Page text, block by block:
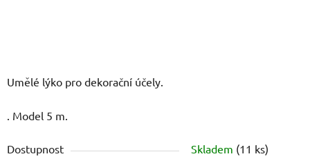
Umělé lýko pro dekorační účely.
. Model 5 m.
Dostupnost Skladem (11 ks)